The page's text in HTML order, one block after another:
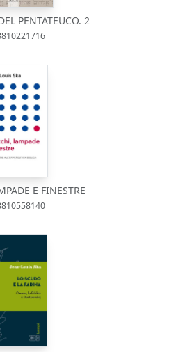
PENTATEUCO. 2
E FINESTRE